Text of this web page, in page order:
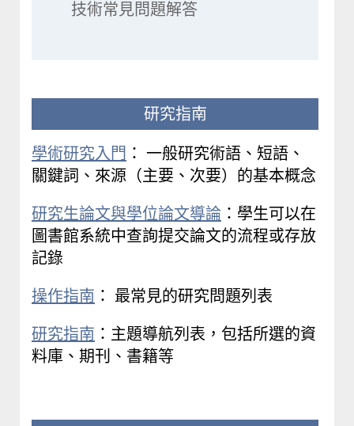
技術常見問題解答
研究指南
學術研究入門 ： 一般研究術語、短語、
關鍵詞、來源（主要、次要）的基本概念
研究生論文與學位論文導論 ：學生可以在
圖書館系統中查詢提交論文的流程或存放
記錄
操作指南 ： 最常見的研究問題列表
研究指南 ：主題導航列表，包括所選的資
料庫、期刊、書籍等